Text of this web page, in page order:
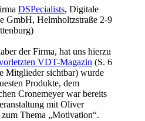
DSPecialists, Digitale
GmbH, Helmholtzstraße 2-9
der Firma, hat uns hierzu
VDT-Magazin (S. 6
Mitglieder sichtbar) wurde
Produkte, dem
Cronemeyer war bereits
mit Oliver
Thema „Motivation“.